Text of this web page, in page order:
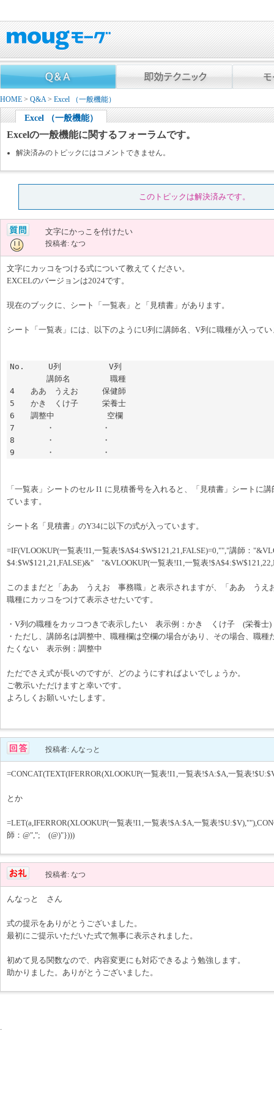
HOME > Q&A> Excel （一般機能）
Excel （一般機能）
Excelの一般機能に関するフォーラムです。
解決済みのトピックにはコメントできません。
このトピックは解決済みです。
文字にかっこを付けたい
投稿者: なつ
文字にカッコをつける式について教えてください。
EXCELのバージョンは2024です。
現在のブックに、シート「一覧表」と「見積書」があります。
シート「一覧表」には、以下のようにU列に講師名、V列に職種が入って
No.　　　U列　　　　　　V列
講師名　　　　　職種
4　　ああ　うえお　　　保健師
5　　かき　くけ子　　　栄養士
6　　調整中　　　　　　 空欄
7　　　　・　　　　　　・
8　　　　・　　　　　　・
9　　　　・　　　　　　・
「一覧表」シートのセル I1 に見積番号を入れると、「見積書」シートに
ています。
シート名「見積書」のY34に以下の式が入っています。
=IF(VLOOKUP(一覧表!I1,一覧表!$A$4:$W$121,21,FALSE)=0,"","講師：
$4:$W$121,21,FALSE)&" "&VLOOKUP(一覧表!I1,一覧表
このままだと「ああ うえお 事務職」と表示されますが、「ああ うえ
職種にカッコをつけて表示させたいです。
・V列の職種をカッコつきで表示したい 表示例：かき くけ子 (栄養士)
・ただし、講師名は調整中、職種欄は空欄の場合があり、その場合、職
たくない 表示例：調整中
ただでさえ式が長いのですが、どのようにすればよいでしょうか。
ご教示いただけますと幸いです。
よろしくお願いいたします。
投稿者: んなっと
=CONCAT(TEXT(IFERROR(XLOOKUP(一覧表!I1,一覧表!$A:$A,一覧表
とか
=LET(a,IFERROR(XLOOKUP(一覧表!I1,一覧表!$A:$A,一覧表
師：@","; (@)"})))
投稿者: なつ
んなっと さん
式の提示をありがとうございました。
最初にご提示いただいた式で無事に表示されました。
初めて見る関数なので、内容変更にも対応できるよう勉強します。
助かりました。ありがとうございました。